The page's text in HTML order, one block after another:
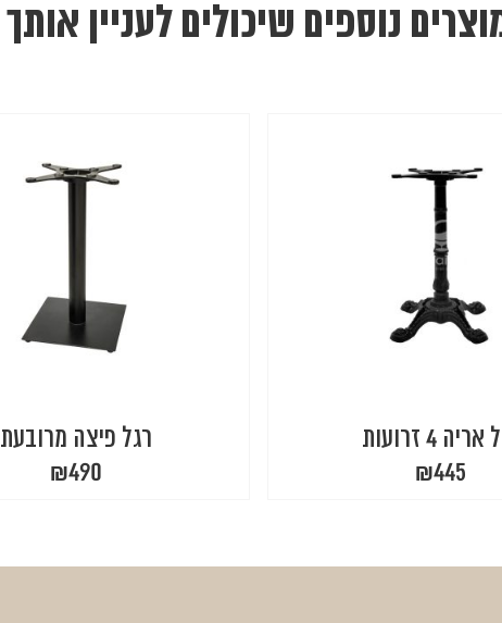
נוספים שיכולים לעניין אותך
4 זרועות
₪445
רגל פיצה מרובעת
₪490